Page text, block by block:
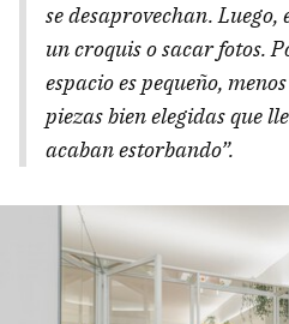
se desaprovechan.
un croquis o sacar fotos.
espacio es pequeño,
piezas bien elegidas que
acaban estorbando”.